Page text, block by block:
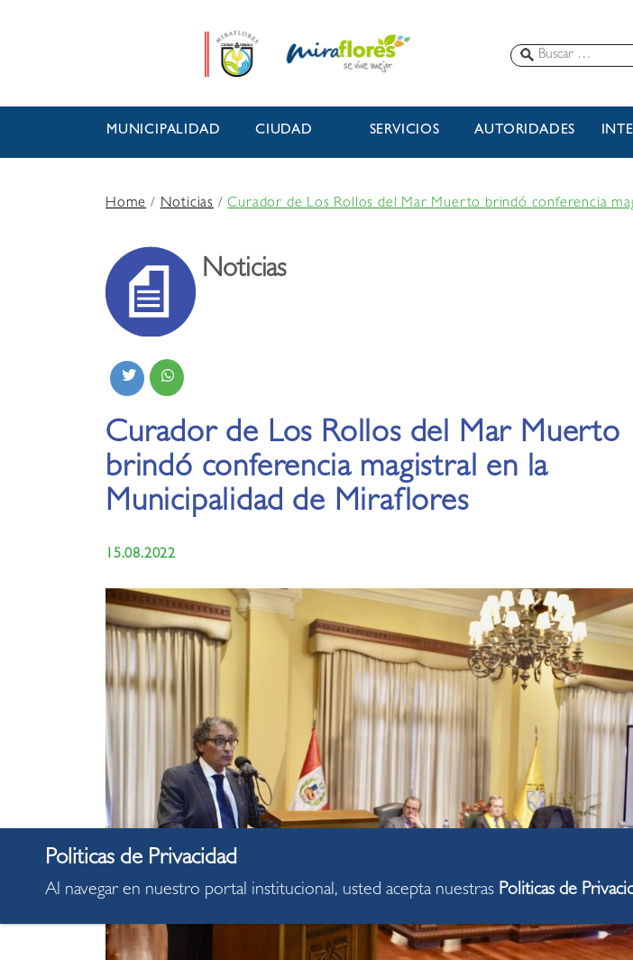
MUNICIPALIDAD CIUDAD SERVICIOS AUTORIDADES
Home/Noticias /Curador de Los Rollos del Mar Muerto brindó conferencia
Noticias
Curador de Los Rollos del Mar Muerto
brindó conferencia magistral en la
Municipalidad de Miraflores
15.08.2022
Al navegar en nuestro portal institucional, usted acepta nuestras Politicas de